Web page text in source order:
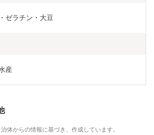
ゼラチン・大豆
産
体からの情報に基づき、作成しています。